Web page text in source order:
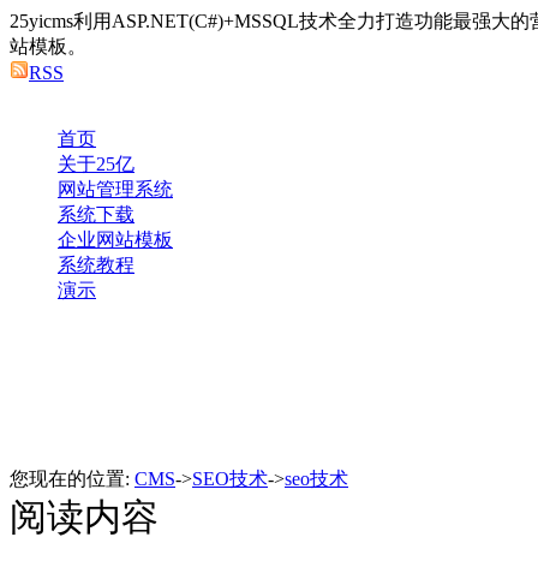
25yicms利用ASP.NET(C#)+MSSQL技术全力打造功能最强大
站模板。
RSS
首页
关于25亿
网站管理系统
系统下载
企业网站模板
系统教程
演示
您现在的位置: CMS->SEO技术->seo技术
阅读内容